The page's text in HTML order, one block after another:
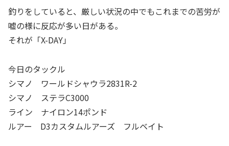
釣りをしていると、厳しい状況の中でもこれまでの苦労が
嘘の様に反応が多い日がある。
それが「X-DAY」
今日のタックル
シマノ ワールドシャウラ2831R-2
シマノ ステラC3000
ライン ナイロン14ポンド
ルアー D3カスタムルアーズ フルベイト